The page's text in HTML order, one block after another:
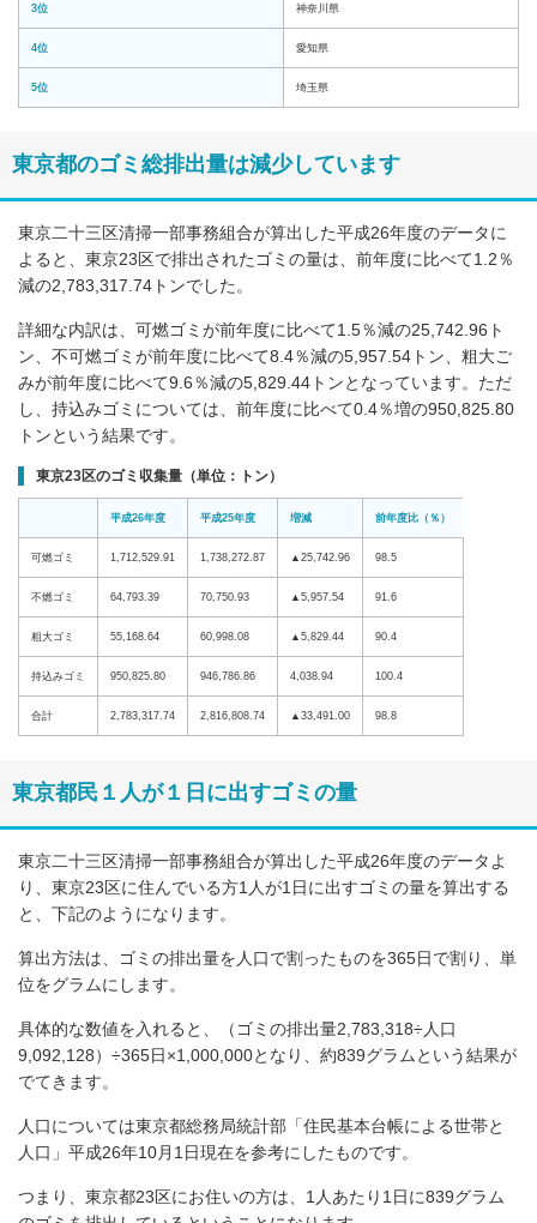
3位 神奈川県
4位 愛知県
5位 埼玉県
東京都のゴミ総排出量は減少しています
東京二十三区清掃一部事務組合が算出した平成26年度のデータに
よると、東京23区で排出されたゴミの量は、前年度に比べて1.2％
減の2,783,317.74トンでした。
詳細な内訳は、可燃ゴミが前年度に比べて1.5％減の25,742.96ト
ン、不可燃ゴミが前年度に比べて8.4％減の5,957.54トン、粗大ご
みが前年度に比べて9.6％減の5,829.44トンとなっています。ただ
し、持込みゴミについては、前年度に比べて0.4％増の950,825.80
トンという結果です。
東京23区のゴミ収集量（単位：トン）
平成26年度 平成25年度 増減 前年度比（％）
可燃ゴミ 1,712,529.91 1,738,272.87 ▲25,742.96 98.5
不燃ゴミ 64,793.39 70,750.93 ▲5,957.54 91.6
粗大ゴミ 55,168.64 60,998.08 ▲5,829.44 90.4
持込みゴミ 950,825.80 946,786.86 4,038.94 100.4
合計 2,783,317.74 2,816,808.74 ▲33,491.00 98.8
東京都民１人が１日に出すゴミの量
東京二十三区清掃一部事務組合が算出した平成26年度のデータよ
り、東京23区に住んでいる方1人が1日に出すゴミの量を算出する
と、下記のようになります。
算出方法は、ゴミの排出量を人口で割ったものを365日で割り、単
位をグラムにします。
具体的な数値を入れると、（ゴミの排出量2,783,318÷人口
9,092,128）÷365日×1,000,000となり、約839グラムという結果が
でてきます。
人口については東京都総務局統計部「住民基本台帳による世帯と
人口」平成26年10月1日現在を参考にしたものです。
つまり、東京都23区にお住いの方は、1人あたり1日に839グラム